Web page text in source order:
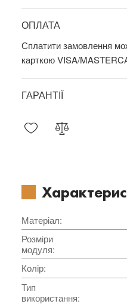
ОПЛАТА
Сплатити замовлення
карткою VISA/
ГАРАНТІЇ
Матеріал:
Розміри
модуля:
Колір:
Тип
використання: